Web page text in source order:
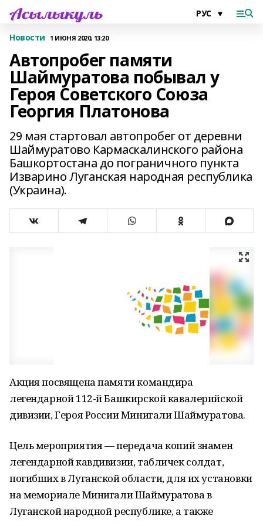
Новости 1 ИЮНЯ 2020, 13:20
Автопробег памяти
Шаймуратова побывал у
Героя Советского Союза
Георгия Платонова
29 мая стартовал автопробег от деревни
Шаймуратово Кармаскалинского района
Башкортостана до пограничного пункта
Изварино Луганская народная республика
(Украина).
Акция посвящена памяти командира
легендарной 112-й Башкирской кавалерийской
дивизии, Героя России Минигали Шаймуратова.
Цель мероприятия — передача копий знамен
легендарной кавдивизии, табличек солдат,
погибших в Луганской области, для их установки
на мемориале Минигали Шаймуратова в
Луганской народной республике, а также